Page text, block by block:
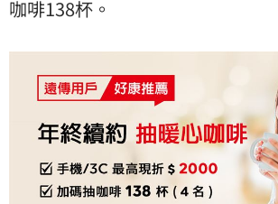
咖啡138杯。